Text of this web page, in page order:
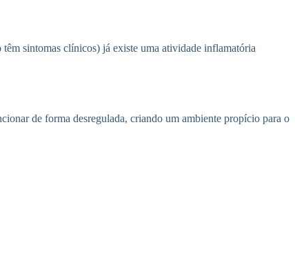
têm sintomas clínicos) já existe uma atividade inflamatória
de forma desregulada, criando um ambiente propício para o